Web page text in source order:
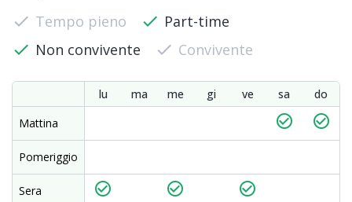
check Tempo pieno check Part-time
check Non convivente check Convivente
lu ma me gi ve sa
do
Mattina
check_circle_outline check_circle_outline
Pomeriggio
Sera check_circle_outline check_circle_outline check_circle_outline